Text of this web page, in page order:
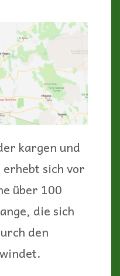
kargen und
sich vor
über 100
die sich
den